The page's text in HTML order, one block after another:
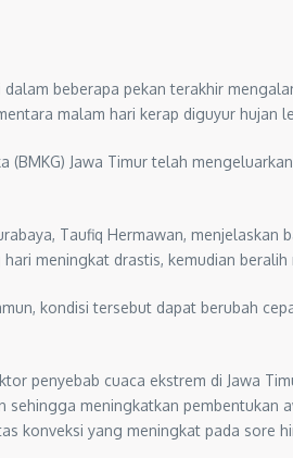
beberapa pekan terakhir
malam hari kerap diguyur hujan
Jawa Timur telah
Taufiq Hermawan,
meningkat drastis, kemudian
kondisi tersebut dapat berubah
penyebab cuaca ekstrem di Jawa
meningkatkan
konveksi yang meningkat pada sore